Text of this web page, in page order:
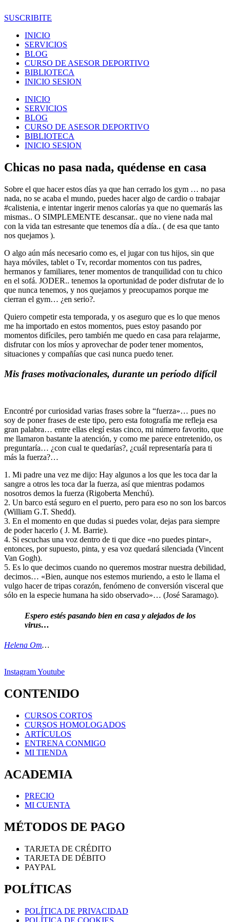
al
SUSCRIBITE
INICIO
SERVICIOS
BLOG
CURSO DE ASESOR DEPORTIVO
BIBLIOTECA
INICIO SESION
INICIO
SERVICIOS
BLOG
CURSO DE ASESOR DEPORTIVO
BIBLIOTECA
INICIO SESION
Chicas no pasa nada, quédense en casa
Sobre el que hacer estos días ya que han cerrado los gym … no pasa
nada, no se acaba el mundo, puedes hacer algo de cardio o trabajar
#calistenia, e intentar ingerir menos calorías ya que no quemarás las
mismas.. O SIMPLEMENTE descansar.. que no viene nada mal
con la vida tan estresante que tenemos día a día.. ( de esa que tanto
nos quejamos ).
O algo aún más necesario como es, el jugar con tus hijos, sin que
haya móviles, tablet o Tv, recordar momentos con tus padres,
hermanos y familiares, tener momentos de tranquilidad con tu chico
en el sofá. JODER.. tenemos la oportunidad de poder disfrutar de lo
que nunca tenemos, y nos quejamos y preocupamos porque me
cierran el gym… ¿en serio?.
Quiero competir esta temporada, y os aseguro que es lo que menos
me ha importado en estos momentos, pues estoy pasando por
momentos difíciles, pero también me quedo en casa para relajarme,
disfrutar con los míos y aprovechar de poder tener momentos,
situaciones y compañías que casi nunca puedo tener.
Mis frases motivacionales, durante un período difícil
Encontré por curiosidad varias frases sobre la “fuerza»… pues no
soy de poner frases de este tipo, pero esta fotografía me refleja esa
gran palabra… entre ellas elegí estas cinco, mi número favorito, que
me llamaron bastante la atención, y como me parece entretenido, os
preguntaría… ¿con cual te quedarías?, ¿cuál representaría para ti
más la fuerza?…
1. Mi padre una vez me dijo: Hay algunos a los que les toca dar la
sangre a otros les toca dar la fuerza, así que mientras podamos
nosotros demos la fuerza (Rigoberta Menchú).
2. Un barco está seguro en el puerto, pero para eso no son los barcos
(William G.T. Shedd).
3. En el momento en que dudas si puedes volar, dejas para siempre
de poder hacerlo ( J. M. Barrie).
4. Si escuchas una voz dentro de ti que dice «no puedes pintar»,
entonces, por supuesto, pinta, y esa voz quedará silenciada (Vincent
Van Gogh).
5. Es lo que decimos cuando no queremos mostrar nuestra debilidad,
decimos… «Bien, aunque nos estemos muriendo, a esto le llama el
vulgo hacer de tripas corazón, fenómeno de conversión visceral que
sólo en la especie humana ha sido observado»… (José Saramago).
Espero estés pasando bien en casa y alejados de los
virus…
Helena Om…
InstagramYoutube
CONTENIDO
CURSOS CORTOS
CURSOS HOMOLOGADOS
ARTÍCULOS
ENTRENA CONMIGO
MI TIENDA
ACADEMIA
PRECIO
MI CUENTA
MÉTODOS DE PAGO
TARJETA DE CRÉDITO
TARJETA DE DÉBITO
PAYPAL
POLÍTICAS
POLÍTICA DE PRIVACIDAD
POLÍTICA DE COOKIES